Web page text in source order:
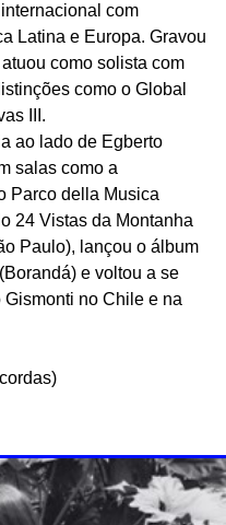
com
Latina e Europa. Gravou
como solista com
como o Global
III.
ao lado de Egberto
salas como a
Parco della Musica
24 Vistas da Montanha
Paulo), lançou o álbum
e voltou a se
no Chile e na